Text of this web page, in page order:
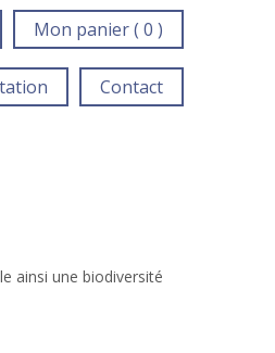
Mon panier ( 0 )
Contact
ainsi une biodiversité